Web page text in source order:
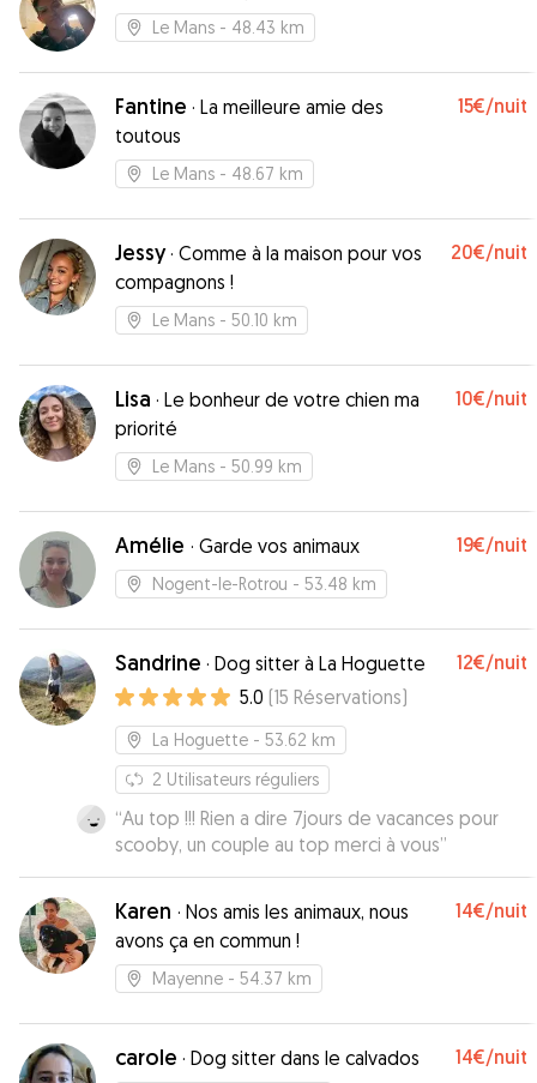
Le Mans - 48.43 km
Fantine · La meilleure amie des
toutous
15€/nuit
Le Mans - 48.67 km
Jessy· Comme à la maison pour vos
compagnons !
20€/nuit
Le Mans - 50.10 km
Lisa · Le bonheur de votre chien ma
priorité
10€/nuit
Le Mans - 50.99 km
Amélie · Garde vos animaux 19€/nuit
Nogent-le-Rotrou - 53.48 km
Sandrine · Dog sitter à La Hoguette 12€/nuit
5.0 (15 Réservations)
La Hoguette - 53.62 km
2 Utilisateurs réguliers
“Au top !!! Rien a dire 7jours de vacances pour
scooby, un couple au top merci à vous”
Karen · Nos amis les animaux, nous
avons ça en commun !
14€/nuit
Mayenne - 54.37 km
carole · Dog sitter dans le calvados 14€/nuit